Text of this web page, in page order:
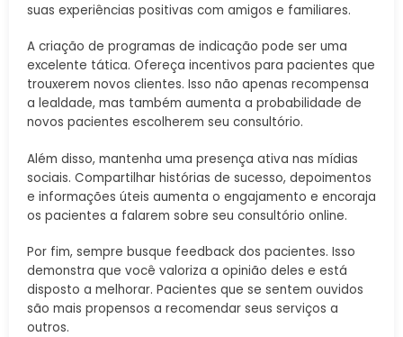
suas experiências positivas com amigos e familiares.
A criação de programas de indicação pode ser uma
excelente tática. Ofereça incentivos para pacientes que
trouxerem novos clientes. Isso não apenas recompensa
a lealdade, mas também aumenta a probabilidade de
novos pacientes escolherem seu consultório.
Além disso, mantenha uma presença ativa nas mídias
sociais. Compartilhar histórias de sucesso, depoimentos
e informações úteis aumenta o engajamento e encoraja
os pacientes a falarem sobre seu consultório online.
Por fim, sempre busque feedback dos pacientes. Isso
demonstra que você valoriza a opinião deles e está
disposto a melhorar. Pacientes que se sentem ouvidos
são mais propensos a recomendar seus serviços a
outros.